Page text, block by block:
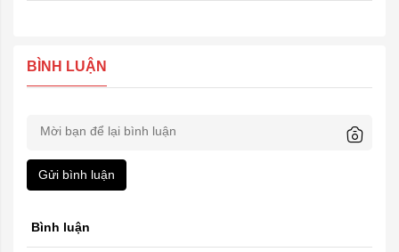
BÌNH LUẬN
Gửi bình luận
Bình luận